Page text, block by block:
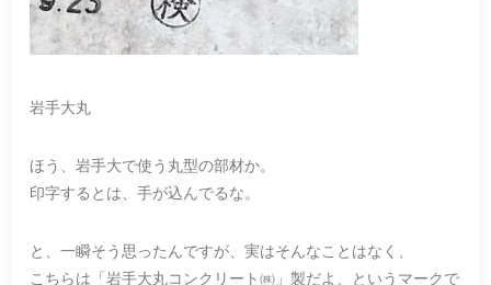
岩手大丸
ほう、岩手大で使う丸型の部材か。
印字するとは、手が込んでるな。
と、一瞬そう思ったんですが、実はそんなことはなく、
こちらは「岩手大丸コンクリート㈱」製だよ、というマークで